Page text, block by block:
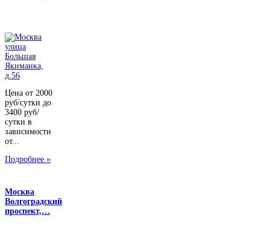
Цена от 2000
руб/сутки до
3400 руб/
сутки в
зависимости
от...
Подробнее »
Москва
Волгоградский
проспект,…